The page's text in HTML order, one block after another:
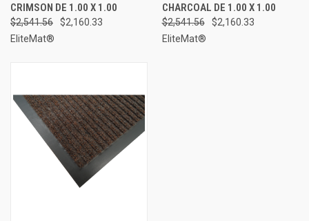
CRIMSON DE 1.00 X 1.00
$2,541.56
$2,160.33
EliteMat®
CHARCOAL DE 1.00 X 1.00
$2,541.56
$2,160.33
EliteMat®